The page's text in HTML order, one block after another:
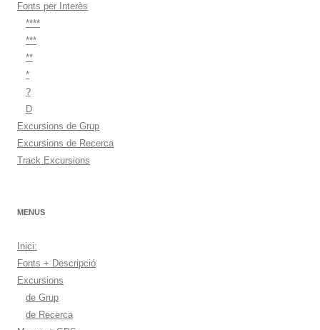
Fonts per Interès
****
***
**
*
?
D
Excursions de Grup
Excursions de Recerca
Track Excursions
MENUS
Inici:
Fonts + Descripció
Excursions
de Grup
de Recerca